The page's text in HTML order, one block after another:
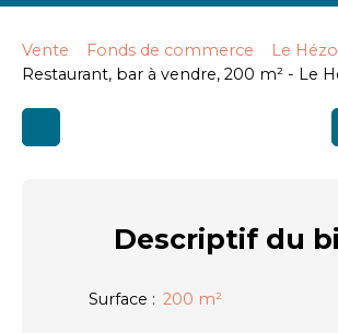
Vente Fonds de commerce
Le
Restaurant, bar à vendre, 200 m² - Le
Descriptifdu
Surface : 200 m²